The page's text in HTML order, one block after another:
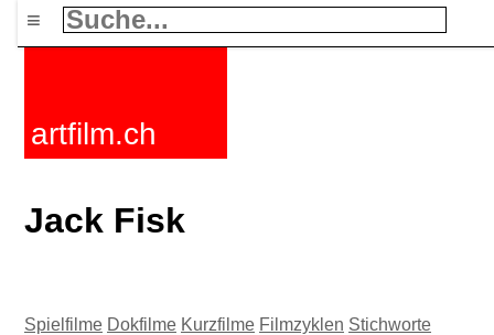
≡
artfilm.ch
Jack Fisk
Spielfilme Dokfilme Kurzfilme Filmzyklen Stichworte